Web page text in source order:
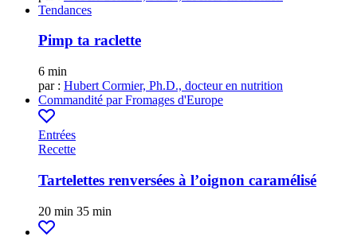
Tendances
Pimp ta raclette
6 min
par : Hubert Cormier, Ph.D., docteur en nutrition
Commandité parFromages d'Europe
Entrées
Recette
Tartelettes renversées à l’oignon caramélisé
20 min 35 min